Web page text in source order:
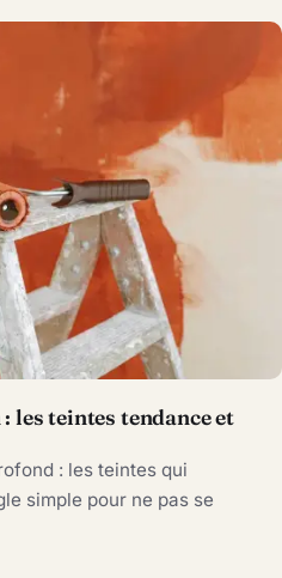
les teintes tendance et
: les teintes qui
simple pour ne pas se